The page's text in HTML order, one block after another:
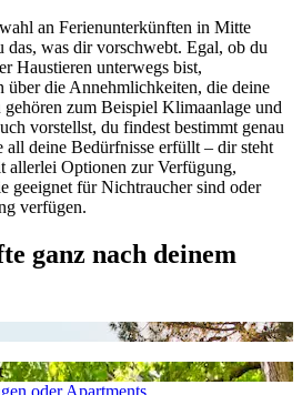
an Ferienunterkünften in Mitte
das, was dir vorschwebt. Egal, ob du
Haustieren unterwegs bist,
über die Annehmlichkeiten, die deine
zum Beispiel Klimaanlage und
vorstellst, du findest bestimmt genau
deine Bedürfnisse erfüllt – dir steht
allerlei Optionen zur Verfügung,
geeignet für Nichtraucher sind oder
verfügen.
ganz nach deinem
oder Apartments